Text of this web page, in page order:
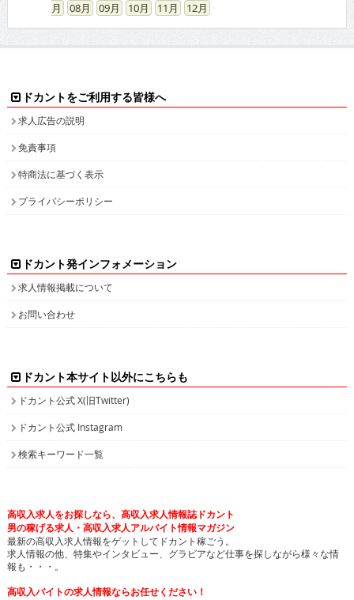
08
09 10 11 12
ドカントをご利用する皆様へ
求人広告の説明
免責事項
特商法に基づく表示
プライバシーポリシー
ドカント発インフォメーション
求人情報掲載について
お問い合わせ
ドカント本サイト以外にこちらも
ドカント公式 X(旧Twitter)
ドカント公式 Instagram
検索キーワード一覧
高収入求人をお探しなら、高収入求人情報誌ドカント
男の稼げる求人・高収入求人アルバイト情報マガジン
最新の高収入求人情報をゲットしてドカント稼ごう。
求人情報の他、特集やインタビュー、グラビアなど仕事を探しながら様々な情
報も・・・。
高収入バイトの求人情報ならお任せください！